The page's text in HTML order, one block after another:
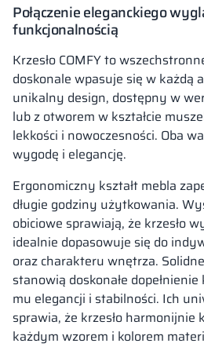
Połączenie eleganckiego
funkcjonalnością
Krzesło COMFY to
doskonale wpasuje się w każdą
unikalny design, dostępny w
lub z otworem w kształcie
lekkości i nowoczesności. Oba
wygodę i elegancję.
Ergonomiczny kształt mebla
długie godziny użytkowania.
obiciowe sprawiają, że krzesło
idealnie dopasowuje się do
oraz charakteru wnętrza.
stanowią doskonałe dopełnienie
mu elegancji i stabilności. Ich
sprawia, że krzesło harmonijnie
każdym wzorem i kolorem